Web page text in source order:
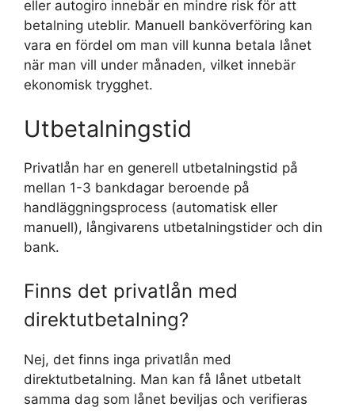
eller autogiro innebär en mindre risk för att
betalning uteblir. Manuell banköverföring kan
vara en fördel om man vill kunna betala lånet
när man vill under månaden, vilket innebär
ekonomisk trygghet.
Utbetalningstid
Privatlån har en generell utbetalningstid på
mellan 1-3 bankdagar beroende på
handläggningsprocess (automatisk eller
manuell), långivarens utbetalningstider och din
bank.
Finns det privatlån med
direktutbetalning?
Nej, det finns inga privatlån med
direktutbetalning. Man kan få lånet utbetalt
samma dag som lånet beviljas och verifieras